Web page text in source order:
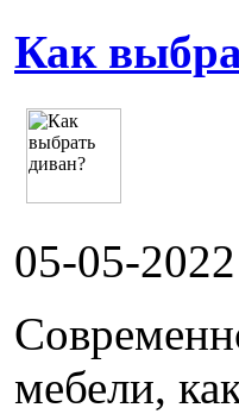
Как
05-05-2022
мебели,